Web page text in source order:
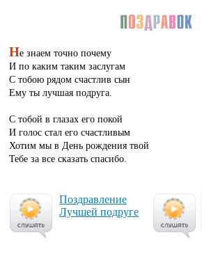
Не знаем точно почему
И по каким таким заслугам
С тобою рядом счастлив сын
Ему ты лучшая подруга.
С тобой в глазах его покой
И голос стал его счастливым
Хотим мы в День рождения твой
Тебе за все сказать спасибо.
Поз­драв­ле­ние
Луч­шей под­ру­ге